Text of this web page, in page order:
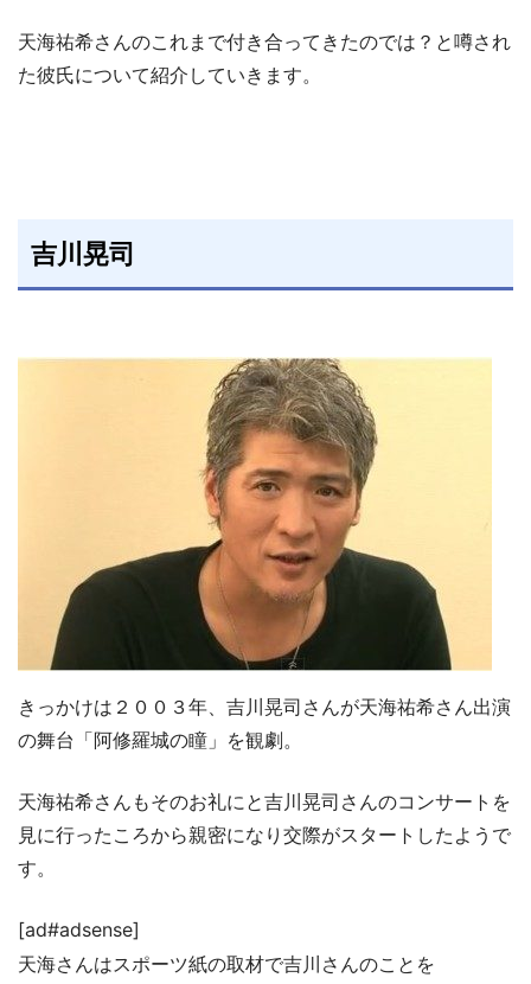
天海祐希さんのこれまで付き合ってきたのでは？と噂され
た彼氏について紹介していきます。
吉川晃司
きっかけは２００３年、吉川晃司さんが天海祐希さん出演
の舞台「阿修羅城の瞳」を観劇。
天海祐希さんもそのお礼にと吉川晃司さんのコンサートを
見に行ったころから親密になり交際がスタートしたようで
す。
[ad#adsense]
天海さんはスポーツ紙の取材で吉川さんのことを